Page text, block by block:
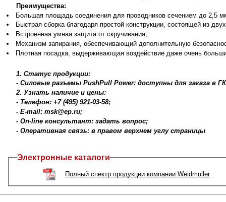
Преимущества:
Большая площадь соединения для проводников сечением до 2,5
Быстрая сборка благодаря простой конструкции, состоящей из
Встроенная умная защита от скручивания;
Механизм запирания, обеспечивающий дополнительную
Плотная посадка, выдерживающая воздействие даже очень
1. Статус продукции:
- Силовые разъемы PushPull Power: доступны для заказа в
2. Узнать наличие и цены:
- Телефон: +7 (495) 921-03-58;
- E-mail: msk@ep.ru;
- On-line консультант: задать вопрос;
- Оперативная связь: в правом верхнем углу страницы
Электронные каталоги
Полный спектр продукции компании Weidmuller